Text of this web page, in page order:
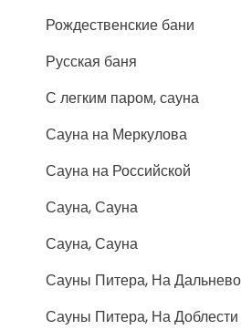
Рождественские бани
Русская баня
С легким паром, сауна
Сауна на Меркулова
Сауна на Российской
Сауна, Сауна
Сауна, Сауна
Сауны Питера, На
Сауны Питера, На Доблести